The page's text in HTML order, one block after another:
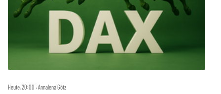
Heute, 20:00 ‧ Annalena Götz